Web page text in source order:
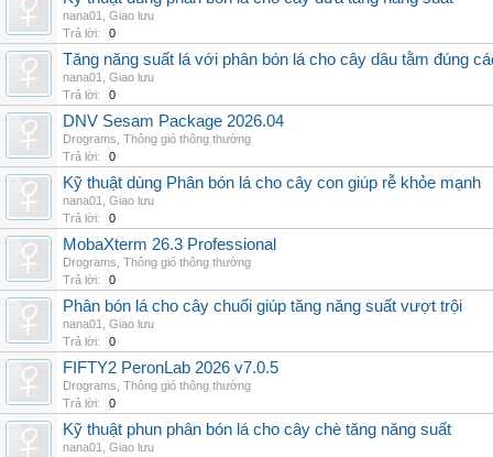
nana01
Giao lưu
Trả lời:
0
Tăng năng suất lá với phân bón lá cho cây dâu tằm đúng
nana01
Giao lưu
Trả lời:
0
DNV Sesam Package 2026.04
Drograms Thông gió thông thường
Trả lời:
0
Kỹ thuật dùng Phân bón lá cho cây con giúp rễ khỏe mạnh
nana01
Giao lưu
Trả lời:
0
MobaXterm 26.3 Professional
Drograms Thông gió thông thường
Trả lời:
0
Phân bón lá cho cây chuối giúp tăng năng suất vượt trội
nana01
Giao lưu
Trả lời:
0
FIFTY2 PeronLab 2026 v7.0.5
Drograms Thông gió thông thường
Trả lời:
0
Kỹ thuật phun phân bón lá cho cây chè tăng năng suất
nana01
Giao lưu